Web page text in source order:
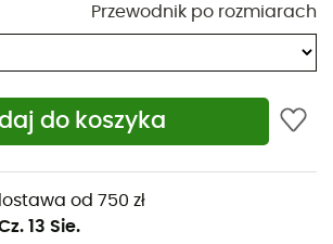
Przewodnik po rozmiarach
do koszyka
od 750 zł
13 Sie.
deszczem i figlarnymi płatkami
dzieciom założyć tę kurtkę i
z
i ochroną. W końcu
wykończenie (DWR) bez PFAS